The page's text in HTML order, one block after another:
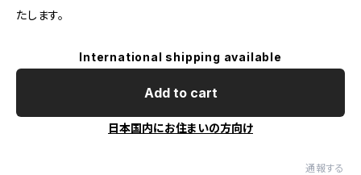
たします。
International shipping available
Add to cart
日本国内にお住まいの方向け
通報する